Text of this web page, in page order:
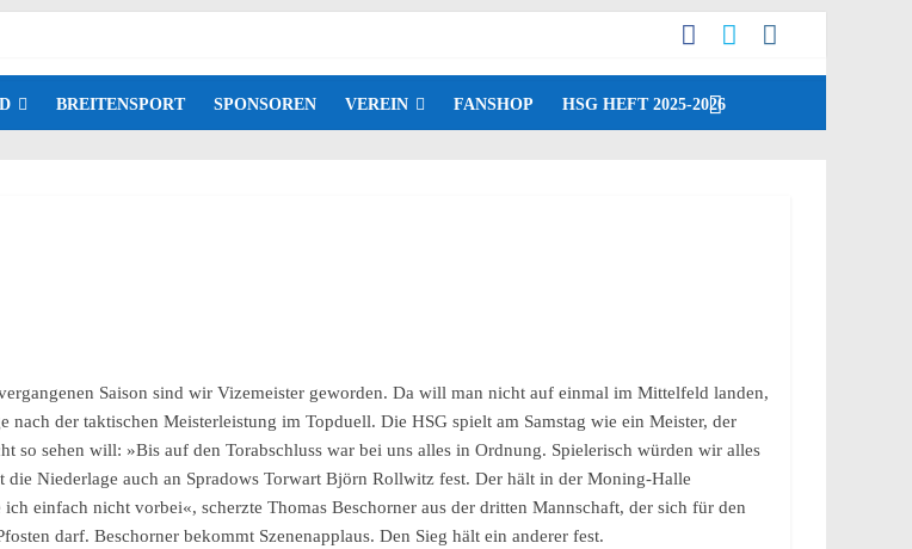
BREITENSPORT SPONSOREN VEREIN FANSHOP HSG HEFT 2025-2026
Saison sind wir Vizemeister geworden. Da will man nicht auf einmal im Mittelfeld landen,
nach der taktischen Meisterleistung im Topduell. Die HSG spielt am Samstag wie ein Meister, der
so sehen will: »Bis auf den Torabschluss war bei uns alles in Ordnung. Spielerisch würden wir alles
Niederlage auch an Spradows Torwart Björn Rollwitz fest. Der hält in der Moning-Halle
einfach nicht vorbei«, scherzte Thomas Beschorner aus der dritten Mannschaft, der sich für den
darf. Beschorner bekommt Szenenapplaus. Den Sieg hält ein anderer fest.